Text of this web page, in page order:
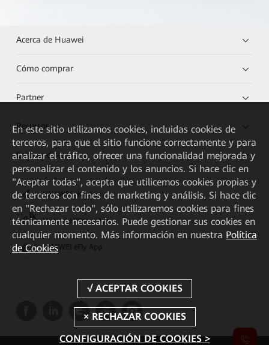
Acerca de Huawei
Cómo comprar
Partner
Recursos
Enlaces directos
HUAWEI eKit App
Huawei HiKnow App
HUAWEI eFly App
En este sitio utilizamos cookies, incluidas cookies de
terceros, para que el sitio funcione correctamente y para
analizar el tráfico, ofrecer una funcionalidad mejorada y
personalizar el contenido y los anuncios. Si hace clic en
"Aceptar todas", acepta que utilicemos cookies propias y
de terceros con fines de marketing y análisis. Si hace clic
en "Rechazar todo", sólo utilizaremos cookies para fines
técnicamente necesarios. Puede gestionar sus cookies en
cualquier momento. Más información en nuestra Política
de Cookies
CONFIGURACIÓN DE COOKIES >